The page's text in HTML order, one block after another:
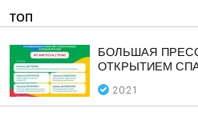
ТОП
БОЛЬШАЯ
ОТКРЫТИЕМ
20:21